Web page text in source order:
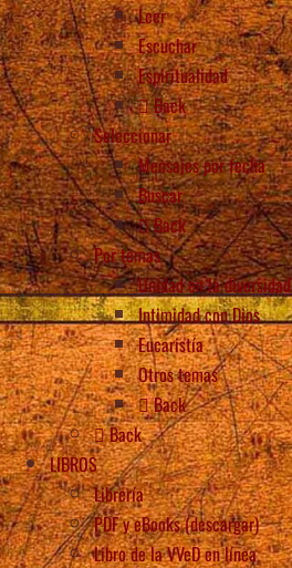
Leer
Escuchar
Espiritualidad
Back
Seleccionar
Mensajes por fecha
Buscar
Back
Por temas
Unidad en la diversidad
Intimidad con Dios
Eucaristía
Otros temas
Back
Back
LIBROS
Librería
PDF y eBooks (descargar)
Libro de la VVeD en línea